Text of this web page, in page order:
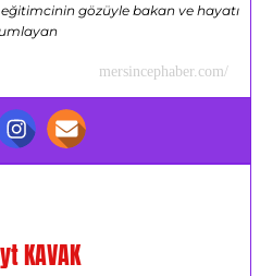
gözüyle bakan ve hayatı
mersincephaber.com/
KAVAK